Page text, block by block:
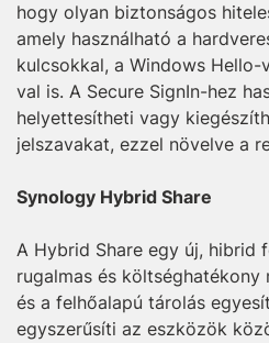
hogy olyan biztonságos
amely használható a
kulcsokkal, a Windows Hello-
val is. A Secure SignIn-hez
helyettesítheti vagy
jelszavakat, ezzel növelve a
Synology Hybrid Share
A Hybrid Share egy új, hibrid
rugalmas és
és a felhőalapú tárolás
egyszerűsíti az eszközök